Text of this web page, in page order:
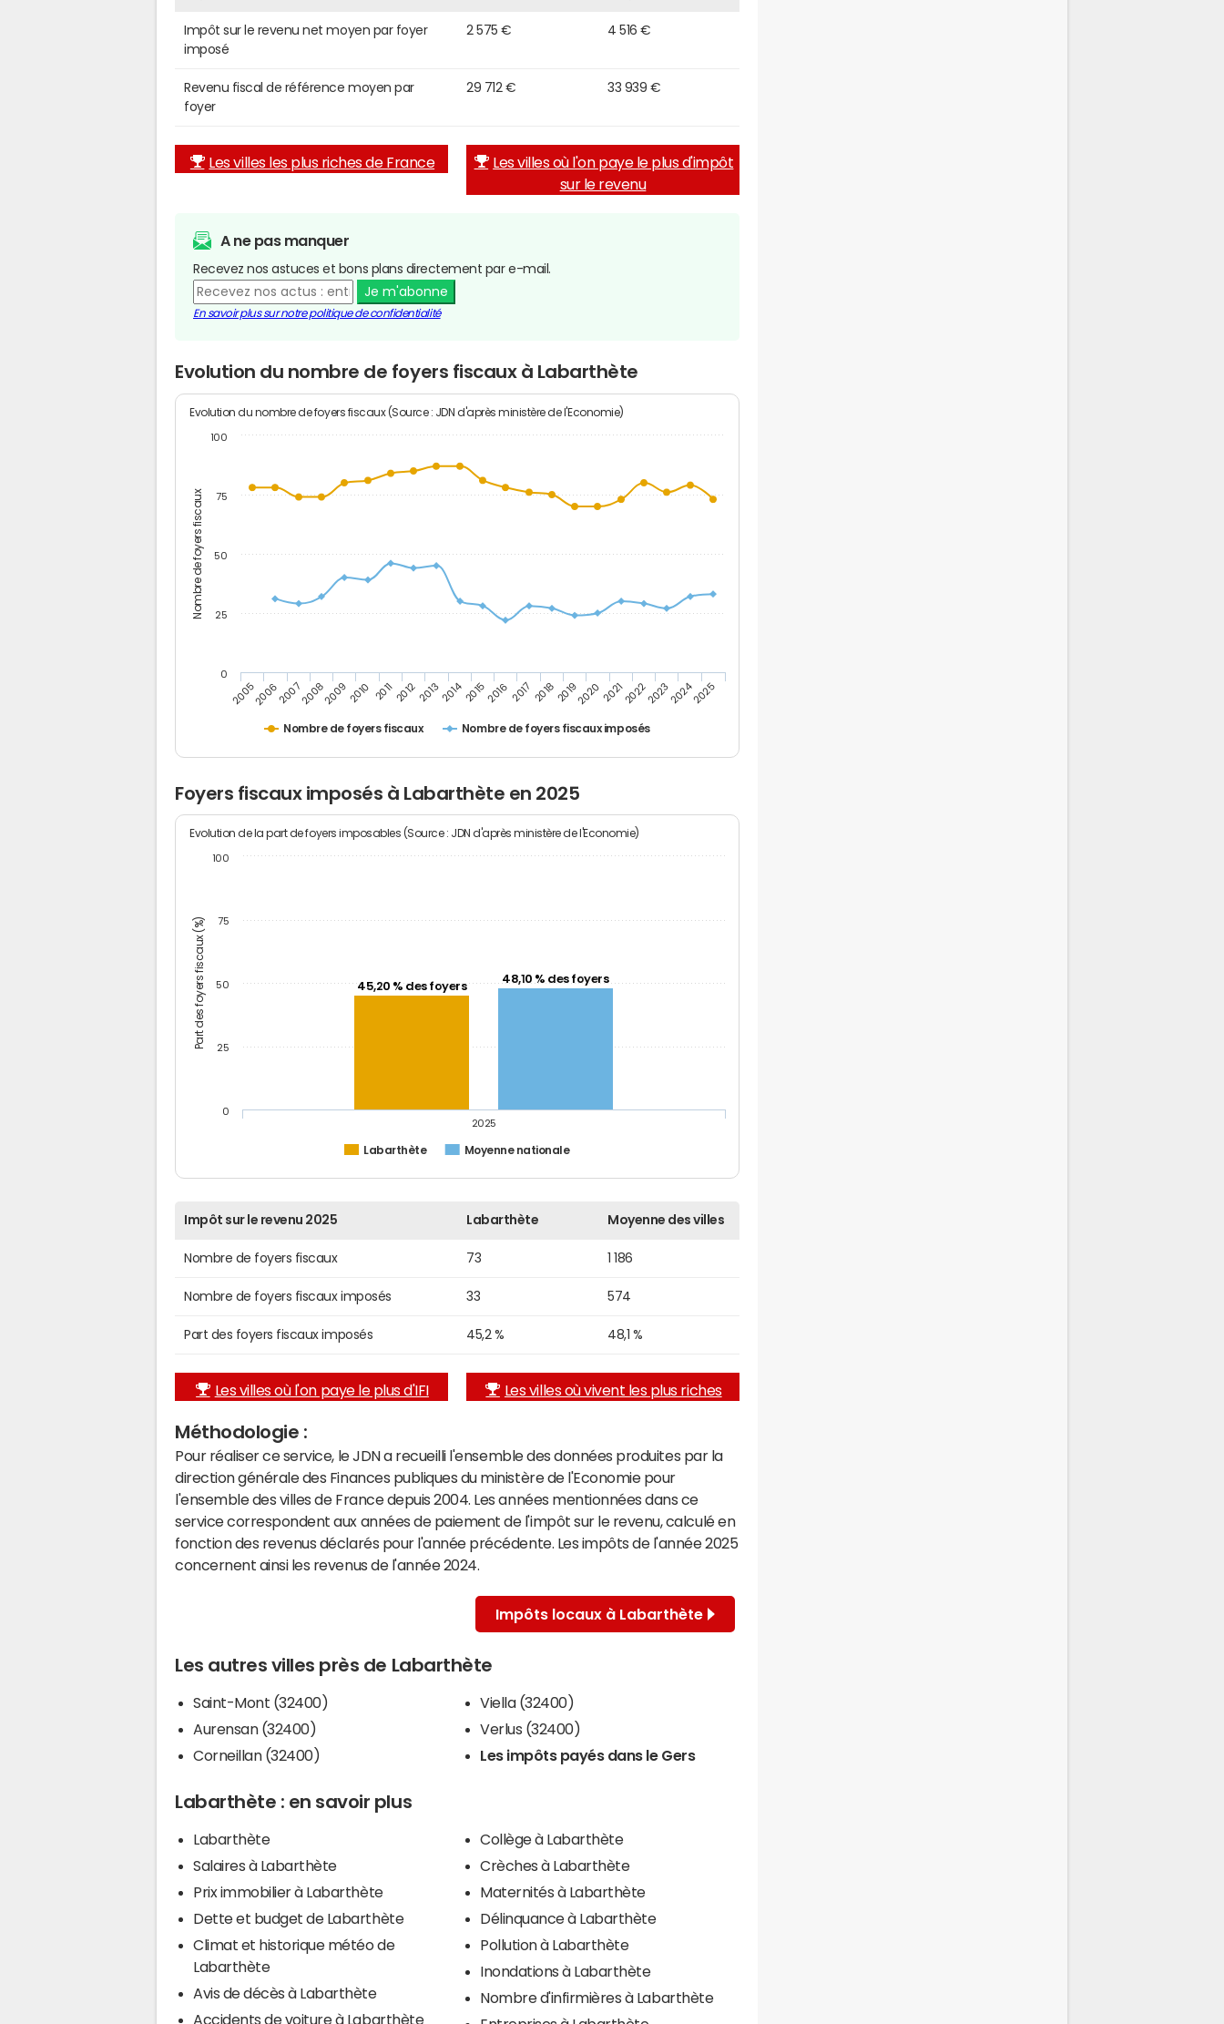
Impôt sur le revenu net moyen par foyer
imposé
2 575 € 4 516 €
Revenu fiscal de référence moyen par
foyer
29 712 € 33 939 €
Les villes les plus riches de France
Les villes où l'on paye le plus d'impôt
sur le revenu
A ne pas manquer
Recevez nos astuces et bons plans directement par e-mail.
Je m'abonne
En savoir plus sur notre politique de confidentialité
Evolution du nombre de foyers fiscaux à Labarthète
Nombre de foyers fiscaux
Evolution du nombre de foyers fiscaux (Source : JDN d'après ministère de l'Economie)
Nombre de foyers fiscaux Nombre de foyers fiscaux imposés
200520062007200820092010 201120122013201420152016 2017 20182019202020212022202320242025
0
25
50
75
100
Foyers fiscaux imposés à Labarthète en 2025
Part des foyers fiscaux (%)
Evolution de la part de foyers imposables (Source : JDN d'après ministère de l'Economie)
45,20 % des foyers
48,10 % des foyers
Labarthète Moyenne nationale
2025
0
25
50
75
100
Impôt sur le revenu 2025 Labarthète Moyenne des villes
Nombre de foyers fiscaux 73 1 186
Nombre de foyers fiscaux imposés 33 574
Part des foyers fiscaux imposés 45,2 % 48,1 %
Les villes où l'on paye le plus d'IFI Les villes où vivent les plus riches
Méthodologie :
Pour réaliser ce service, le JDN a recueilli l'ensemble des données produites par la
direction générale des Finances publiques du ministère de l'Economie pour
l'ensemble des villes de France depuis 2004. Les années mentionnées dans ce
service correspondent aux années de paiement de l'impôt sur le revenu, calculé en
fonction des revenus déclarés pour l'année précédente. Les impôts de l'année 2025
concernent ainsi les revenus de l'année 2024.
Impôts locaux à Labarthète
Les autres villes près de Labarthète
Saint-Mont (32400)
Aurensan (32400)
Corneillan (32400)
Viella (32400)
Verlus (32400)
Les impôts payés dans le Gers
Labarthète : en savoir plus
Labarthète
Salaires à Labarthète
Prix immobilier à Labarthète
Dette et budget de Labarthète
Climat et historique météo de
Labarthète
Avis de décès à Labarthète
Accidents de voiture à Labarthète
Collège à Labarthète
Crèches à Labarthète
Maternités à Labarthète
Délinquance à Labarthète
Pollution à Labarthète
Inondations à Labarthète
Nombre d'infirmières à Labarthète